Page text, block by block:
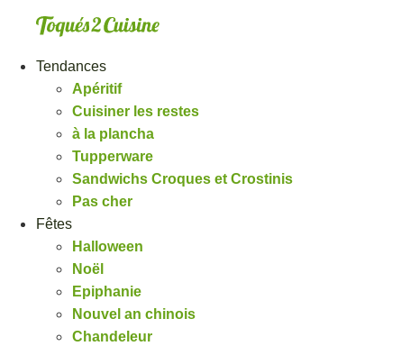
Tendances
Apéritif
Cuisiner les restes
à la plancha
Tupperware
Sandwichs Croques et Crostinis
Pas cher
Fêtes
Halloween
Noël
Epiphanie
Nouvel an chinois
Chandeleur